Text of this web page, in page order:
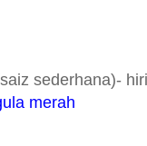
sederhana)-
merah